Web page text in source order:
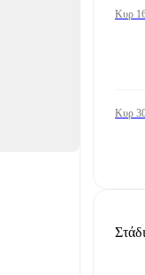
Κυρ
Κυρ